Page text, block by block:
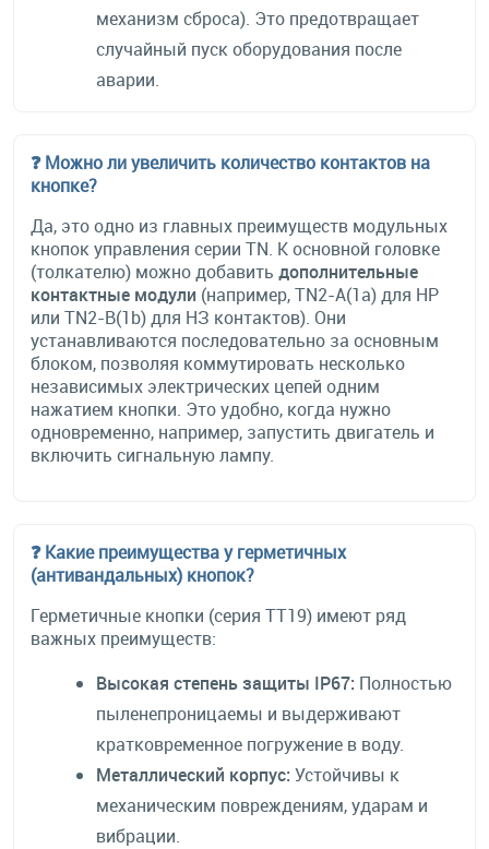
механизм сброса). Это предотвращает
случайный пуск оборудования после
аварии.
❓ Можно ли увеличить количество контактов на
кнопке?
Да, это одно из главных преимуществ модульных
кнопок управления серии TN. К основной головке
(толкателю) можно добавить дополнительные
контактные модули (например, TN2-A(1a) для НР
или TN2-B(1b) для НЗ контактов). Они
устанавливаются последовательно за основным
блоком, позволяя коммутировать несколько
независимых электрических цепей одним
нажатием кнопки. Это удобно, когда нужно
одновременно, например, запустить двигатель и
включить сигнальную лампу.
❓ Какие преимущества у герметичных
(антивандальных) кнопок?
Герметичные кнопки (серия TT19) имеют ряд
важных преимуществ:
Высокая степень защиты IP67: Полностью
пыленепроницаемы и выдерживают
кратковременное погружение в воду.
Металлический корпус: Устойчивы к
механическим повреждениям, ударам и
вибрации.